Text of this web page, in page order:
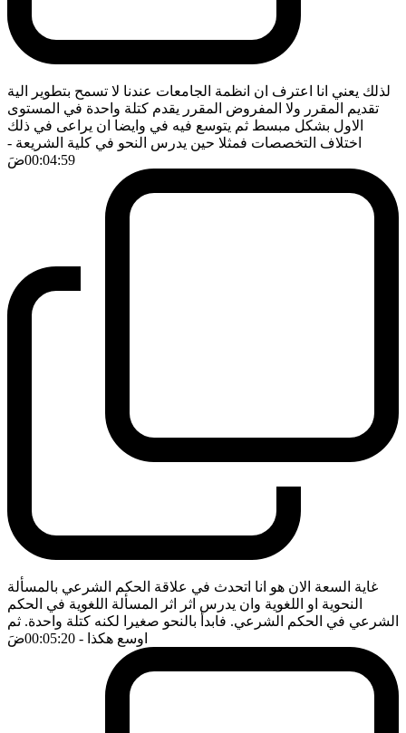
لذلك يعني انا اعترف ان انظمة الجامعات عندنا لا تسمح بتطوير الية
تقديم المقرر ولا المفروض المقرر يقدم كتلة واحدة في المستوى
الاول بشكل مبسط ثم يتوسع فيه في وايضا ان يراعى في ذلك
اختلاف التخصصات فمثلا حين يدرس النحو في كلية الشريعة -
00:04:59ضَ
غاية السعة الان هو انا اتحدث في علاقة الحكم الشرعي بالمسألة
النحوية او اللغوية وان يدرس اثر اثر المسألة اللغوية في الحكم
الشرعي في الحكم الشرعي. فابدأ بالنحو صغيرا لكنه كتلة واحدة. ثم
اوسع هكذا - 00:05:20 ضَ